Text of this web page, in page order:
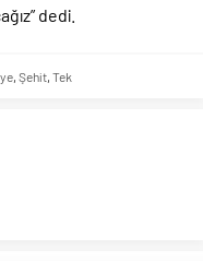
dedi.
Şehit Tek